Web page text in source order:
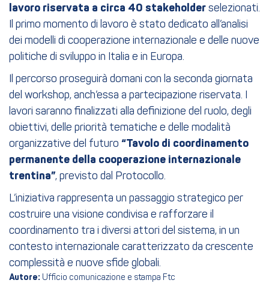
lavoro riservata a circa 40 stakeholder selezionati.
Il primo momento di lavoro è stato dedicato all’analisi
dei modelli di cooperazione internazionale e delle nuove
politiche di sviluppo in Italia e in Europa.
Il percorso proseguirà domani con la seconda giornata
del workshop, anch’essa a partecipazione riservata. I
lavori saranno finalizzati alla definizione del ruolo, degli
obiettivi, delle priorità tematiche e delle modalità
organizzative del futuro “Tavolo di coordinamento
permanente della cooperazione internazionale
trentina”, previsto dal Protocollo.
L’iniziativa rappresenta un passaggio strategico per
costruire una visione condivisa e rafforzare il
coordinamento tra i diversi attori del sistema, in un
contesto internazionale caratterizzato da crescente
complessità e nuove sfide globali.
Autore: Ufficio comunicazione e stampa Ftc